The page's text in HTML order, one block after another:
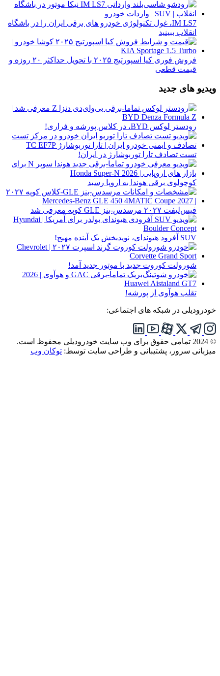
IM LS7، غول تکنولوژی خودرو های برقی ایران را در باشگاه
انقلاب ببینید
فروش فوری کیا اسپورتیج ۲۰۲۵ با تحویل حداکثر ۲۰ روزه و
قیمت قطعی
ویدیو های جدید
رودستر لوکس BYD، در کلاس پورشه و فراری!
تست تصادف تارا توربوشارژ در ایران!
کوچولوی برقی هوندا به اروپا رسید
فیس‌لیفت ۲۰۲۷ مرسدس-بنز GLE کوپه معرفی شد
SUV آفرود هیوندای، نویدبخش یک آینده مهیج!
شورولت کوروت جدید با موتور جدید آمد!
تقلب هوآوی از پورشه!
خودرودیلی در شبکه های اجتماعی:
© 2024 تمامی حقوق برای وب سایت خودرودیلی محفوظ است.
میزبانی سرور، پشتیبانی و طراحی سایت توسط: توکان وب